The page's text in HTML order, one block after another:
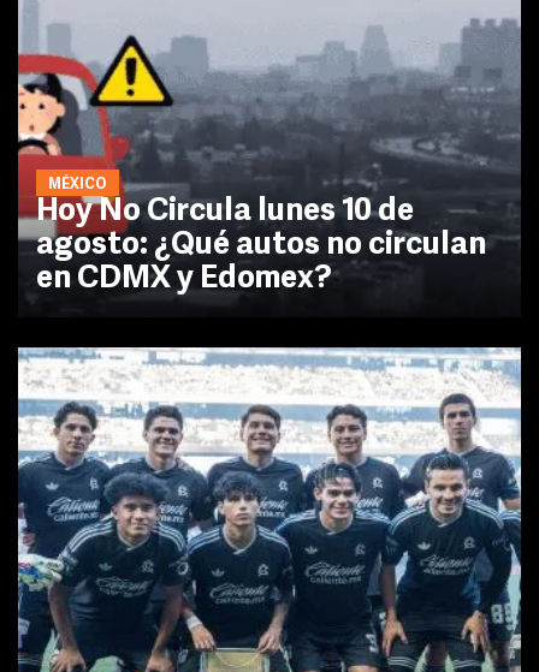
MÉXICO
Hoy No Circula lunes 10 de
agosto: ¿Qué autos no circulan
en CDMX y Edomex?